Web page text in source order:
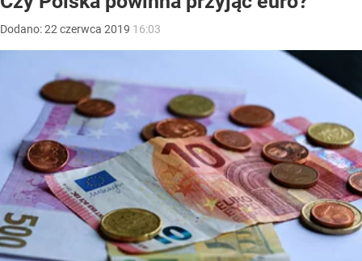
Dodano:22 czerwca 2019 16:03